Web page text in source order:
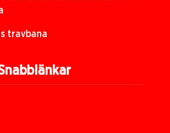
travbana